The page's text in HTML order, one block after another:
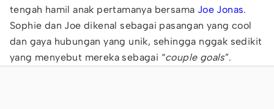
tengah hamil anak pertamanya bersama Joe Jonas.
Sophie dan Joe dikenal sebagai pasangan yang cool
dan gaya hubungan yang unik, sehingga nggak sedikit
yang menyebut mereka sebagai “couple goals”.